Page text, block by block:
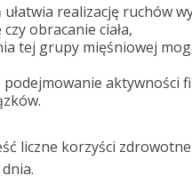
realizację ruchów
obracanie ciała,
tej grupy mięśniowej
aktywności
liczne korzyści